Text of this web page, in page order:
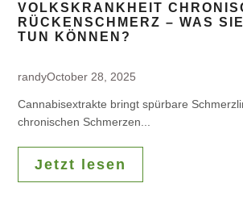
VOLKSKRANKHEIT
RÜCKENSCHMERZ – WAS
TUN KÖNNEN?
randyOctober 28, 2025
Cannabisextrakte bringt spürbare
chronischen Schmerzen...
Jetzt lesen